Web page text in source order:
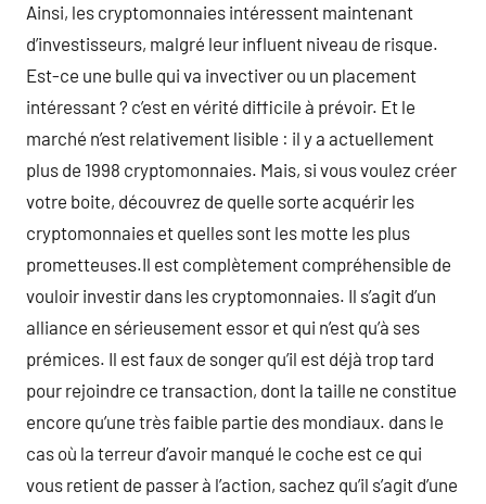
Ainsi, les cryptomonnaies intéressent maintenant
d’investisseurs, malgré leur influent niveau de risque.
Est-ce une bulle qui va invectiver ou un placement
intéressant ? c’est en vérité difficile à prévoir. Et le
marché n’est relativement lisible : il y a actuellement
plus de 1998 cryptomonnaies. Mais, si vous voulez créer
votre boite, découvrez de quelle sorte acquérir les
cryptomonnaies et quelles sont les motte les plus
prometteuses.Il est complètement compréhensible de
vouloir investir dans les cryptomonnaies. Il s’agit d’un
alliance en sérieusement essor et qui n’est qu’à ses
prémices. Il est faux de songer qu’il est déjà trop tard
pour rejoindre ce transaction, dont la taille ne constitue
encore qu’une très faible partie des mondiaux. dans le
cas où la terreur d’avoir manqué le coche est ce qui
vous retient de passer à l’action, sachez qu’il s’agit d’une